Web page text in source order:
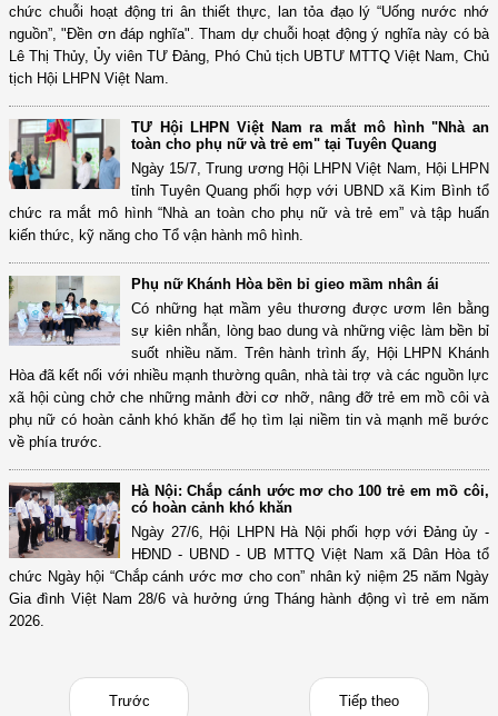
chức chuỗi hoạt động tri ân thiết thực, lan tỏa đạo lý “Uống nước nhớ
nguồn”, "Đền ơn đáp nghĩa". Tham dự chuỗi hoạt động ý nghĩa này có bà
Lê Thị Thủy, Ủy viên TƯ Đảng, Phó Chủ tịch UBTƯ MTTQ Việt Nam, Chủ
tịch Hội LHPN Việt Nam.
TƯ Hội LHPN Việt Nam ra mắt mô hình "Nhà an
toàn cho phụ nữ và trẻ em" tại Tuyên Quang
Ngày 15/7, Trung ương Hội LHPN Việt Nam, Hội LHPN
tỉnh Tuyên Quang phối hợp với UBND xã Kim Bình tổ
chức ra mắt mô hình “Nhà an toàn cho phụ nữ và trẻ em” và tập huấn
kiến thức, kỹ năng cho Tổ vận hành mô hình.
Phụ nữ Khánh Hòa bền bỉ gieo mầm nhân ái
Có những hạt mầm yêu thương được ươm lên bằng
sự kiên nhẫn, lòng bao dung và những việc làm bền bỉ
suốt nhiều năm. Trên hành trình ấy, Hội LHPN Khánh
Hòa đã kết nối với nhiều mạnh thường quân, nhà tài trợ và các nguồn lực
xã hội cùng chở che những mảnh đời cơ nhỡ, nâng đỡ trẻ em mồ côi và
phụ nữ có hoàn cảnh khó khăn để họ tìm lại niềm tin và mạnh mẽ bước
về phía trước.
Hà Nội: Chắp cánh ước mơ cho 100 trẻ em mồ côi,
có hoàn cảnh khó khăn
Ngày 27/6, Hội LHPN Hà Nội phối hợp với Đảng ủy -
HĐND - UBND - UB MTTQ Việt Nam xã Dân Hòa tổ
chức Ngày hội “Chắp cánh ước mơ cho con” nhân kỷ niệm 25 năm Ngày
Gia đình Việt Nam 28/6 và hưởng ứng Tháng hành động vì trẻ em năm
2026.
Trước Tiếp theo